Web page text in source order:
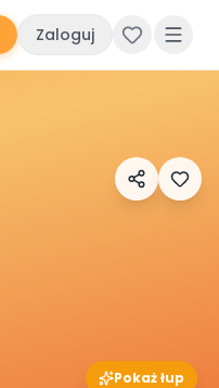
Zaloguj
Pokaż łup